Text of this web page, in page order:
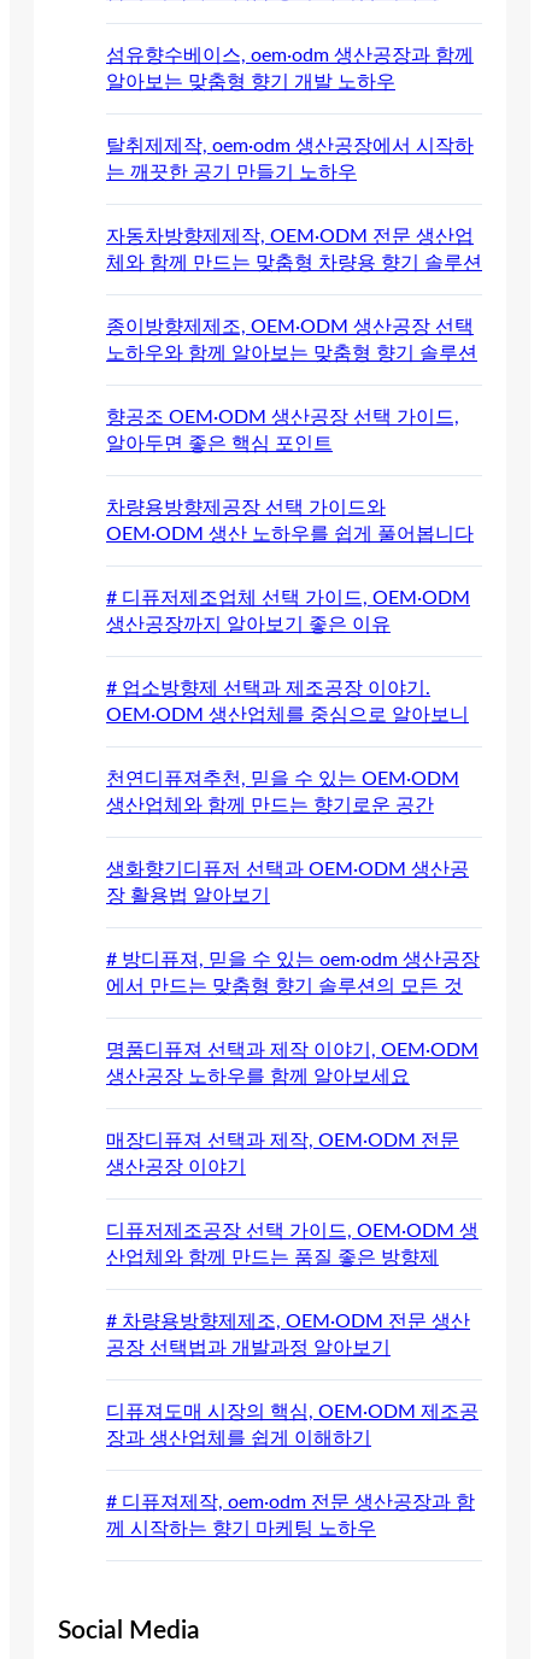
섬유향수베이스, oem·odm 생산공장과 함께
알아보는 맞춤형 향기 개발 노하우
탈취제제작, oem·odm 생산공장에서 시작하
는 깨끗한 공기 만들기 노하우
자동차방향제제작, OEM·ODM 전문 생산업
체와 함께 만드는 맞춤형 차량용 향기 솔루션
종이방향제제조, OEM·ODM 생산공장 선택
노하우와 함께 알아보는 맞춤형 향기 솔루션
향공조 OEM·ODM 생산공장 선택 가이드,
알아두면 좋은 핵심 포인트
차량용방향제공장 선택 가이드와
OEM·ODM 생산 노하우를 쉽게 풀어봅니다
# 디퓨저제조업체 선택 가이드, OEM·ODM
생산공장까지 알아보기 좋은 이유
# 업소방향제 선택과 제조공장 이야기.
OEM·ODM 생산업체를 중심으로 알아보니
천연디퓨져추천, 믿을 수 있는 OEM·ODM
생산업체와 함께 만드는 향기로운 공간
생화향기디퓨저 선택과 OEM·ODM 생산공
장 활용법 알아보기
# 방디퓨져, 믿을 수 있는 oem·odm 생산공장
에서 만드는 맞춤형 향기 솔루션의 모든 것
명품디퓨져 선택과 제작 이야기, OEM·ODM
생산공장 노하우를 함께 알아보세요
매장디퓨져 선택과 제작, OEM·ODM 전문
생산공장 이야기
디퓨저제조공장 선택 가이드, OEM·ODM 생
산업체와 함께 만드는 품질 좋은 방향제
# 차량용방향제제조, OEM·ODM 전문 생산
공장 선택법과 개발과정 알아보기
디퓨져도매 시장의 핵심, OEM·ODM 제조공
장과 생산업체를 쉽게 이해하기
# 디퓨져제작, oem·odm 전문 생산공장과 함
께 시작하는 향기 마케팅 노하우
Social Media